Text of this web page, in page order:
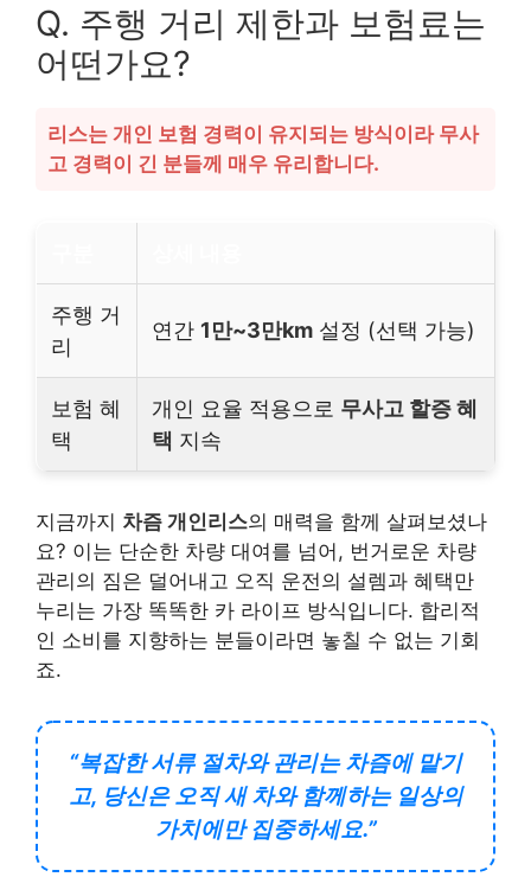
Q. 주행 거리 제한과 보험료는
어떤가요?
리스는 개인 보험 경력이 유지되는 방식이라 무사
고 경력이 긴 분들께 매우 유리합니다.
주행 거
리
연간 1만~3만km 설정 (선택 가능)
보험 혜
택
개인 요율 적용으로 무사고 할증 혜
택 지속
지금까지 차즘 개인리스의 매력을 함께 살펴보셨나
요? 이는 단순한 차량 대여를 넘어, 번거로운 차량
관리의 짐은 덜어내고 오직 운전의 설렘과 혜택만
누리는 가장 똑똑한 카 라이프 방식입니다. 합리적
인 소비를 지향하는 분들이라면 놓칠 수 없는 기회
죠.
“복잡한 서류 절차와 관리는 차즘에 맡기
고, 당신은 오직 새 차와 함께하는 일상의
가치에만 집중하세요.”